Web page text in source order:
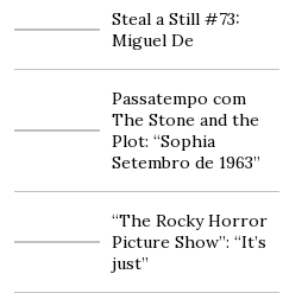
Steal a Still #73:
Miguel De
Passatempo com
The Stone and the
Plot: “Sophia
Setembro de 1963”
“The Rocky Horror
Picture Show”: “It’s
just”